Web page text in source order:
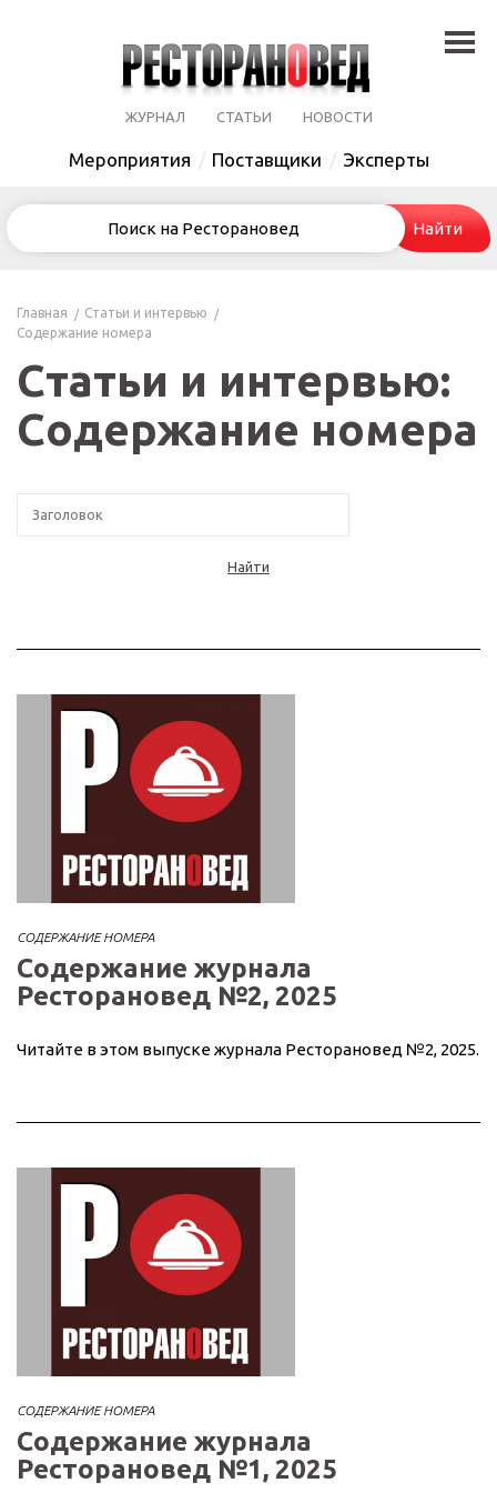
ЖУРНАЛ СТАТЬИ НОВОСТИ
Мероприятия Поставщики Эксперты
Главная
Статьи и интервью
Содержание номера
Статьи и интервью:
Содержание номера
Найти
СОДЕРЖАНИЕ НОМЕРА
Содержание журнала
Ресторановед №2, 2025
Читайте в этом выпуске журнала Ресторановед №2, 2025.
СОДЕРЖАНИЕ НОМЕРА
Содержание журнала
Ресторановед №1, 2025